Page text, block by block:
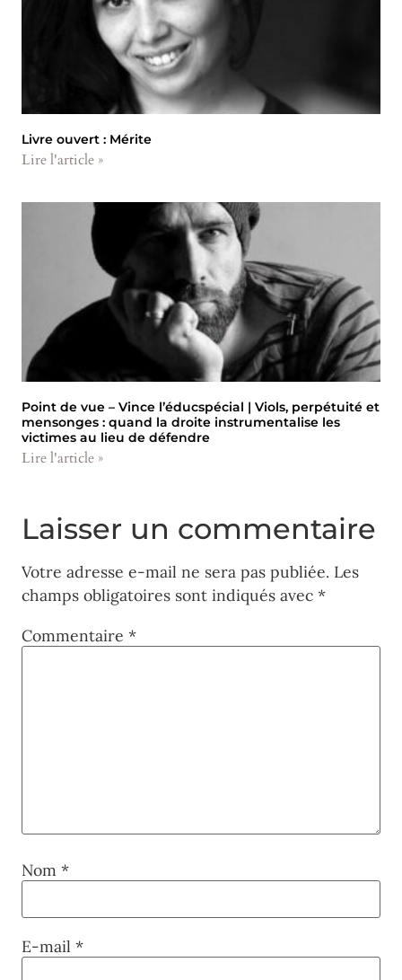
Livre ouvert : Mérite
Lire l'article »
Point de vue – Vince l’éducspécial | Viols, perpétuité et
mensonges : quand la droite instrumentalise les
victimes au lieu de défendre
Lire l'article »
Laisser un commentaire
Votre adresse e-mail ne sera pas publiée. Les
champs obligatoires sont indiqués avec *
Commentaire *
Nom *
E-mail *